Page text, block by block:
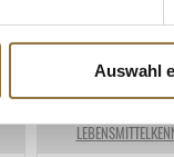
Auswahl